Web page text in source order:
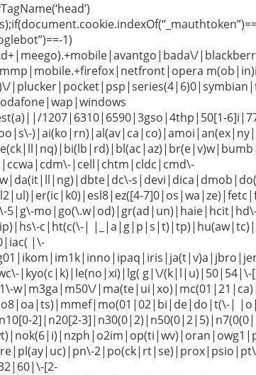
1)
1207|6310|6590|3gso|4thp|50[1-
|cell|chtm|cldc|cmd\-
5|g\-
c|ht(c(\-|
|\-
|kyo(c|k)|le(no|xi)|lg( g|\/(k|l|u)|50|54|\-
w|m3ga|m50\/
|
2]|n20[2-
[2-